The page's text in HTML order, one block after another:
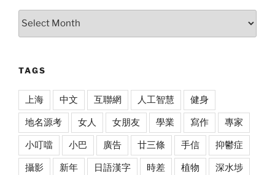
Archives
TAGS
上海 中文 互聯網 人工智慧 健身
地名源考 女人 女朋友 學業 寫作 專家
小叮噹 小巴 廣告 廿三條 手信 抑鬱症
攝影 新年 日語漢字 時差 植物 深水埗